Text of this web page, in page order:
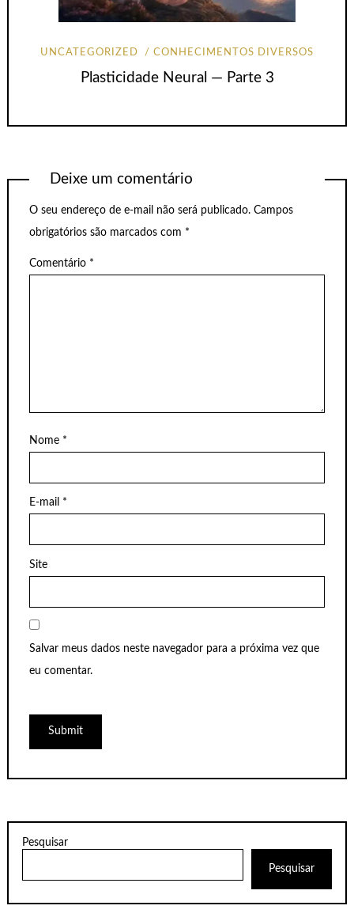
UNCATEGORIZED CONHECIMENTOS DIVERSOS
Plasticidade Neural — Parte 3
Deixe um comentário
O seu endereço de e-mail não será publicado. Campos
obrigatórios são marcados com *
Comentário *
Nome *
E-mail *
Site
Salvar meus dados neste navegador para a próxima vez que
eu comentar.
Pesquisar
Pesquisar